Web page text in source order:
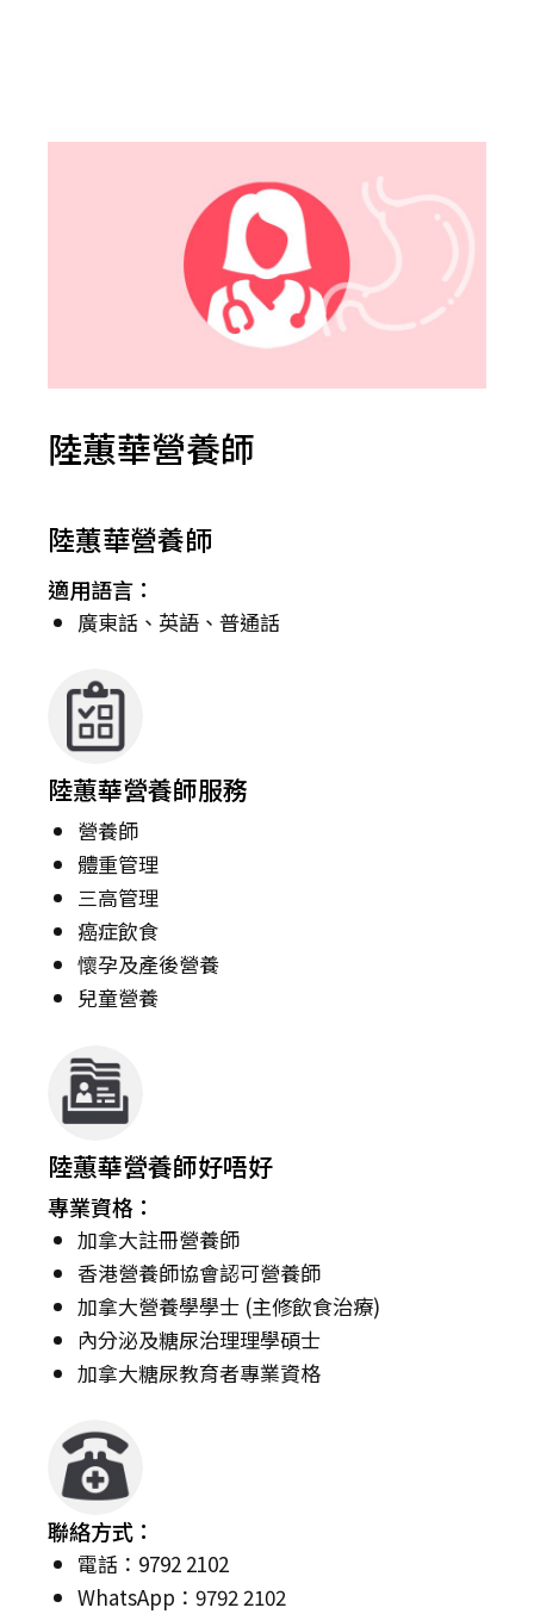
陸蕙華營養師
陸蕙華營養師
適用語言：
廣東話、英語、普通話
陸蕙華營養師服務
營養師
體重管理
三高管理
癌症飲食
懷孕及產後營養
兒童營養
陸蕙華營養師好唔好
專業資格：
加拿大註冊營養師
香港營養師協會認可營養師
加拿大營養學學士 (主修飲食治療)
內分泌及糖尿治理理學碩士
加拿大糖尿教育者專業資格
聯絡方式：
電話：9792 2102
WhatsApp：9792 2102